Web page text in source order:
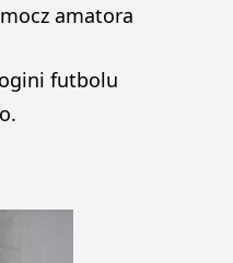
amatora
futbolu